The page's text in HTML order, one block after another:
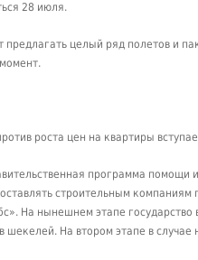
28 июля.
целый ряд полетов и
роста цен на квартиры
программа помощи
строительным
На нынешнем этапе
На втором этапе в